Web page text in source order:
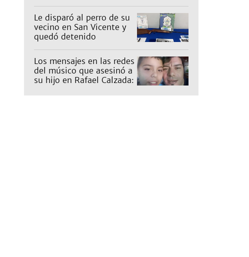
ventas
Le disparó al perro de su
vecino en San Vicente y
quedó detenido
Los mensajes en las redes
del músico que asesinó a
su hijo en Rafael Calzada: